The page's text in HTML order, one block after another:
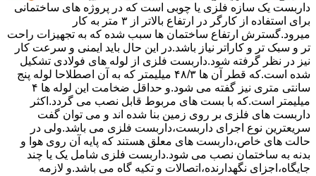
داربست یک سازه فلزی یا چوبی است که در پروژه های ساختمانی
برای استفاده از کارگر در ارتفاع بالاتر از ۳ متر به کار
میرود.گسترش ارتفاع ساختمان ها سبب شده که به تجهیزات راحت
تر و سبک تر و کاراتر نیاز باشد.در این حال باید ایمنی و سرعت کار
نیز در نظر گرفته شود.داربست فلزی از لوله های فولادی تشکیل
شده است.که قطر آن ها ۴۸/۳ میلیمتر که به آن اصطلاحا لوله پنج
سانتی متری نیز گفته می شود.و حداقل ضخامت این لوله ها ۴
میلیمتر است.که با بست های مربوط قابل نصب می گردد.اکثر
داربست های فلزی بر روی زمین بنا شده اند و می توان گفت
سریعترین نوع اجرای داربست،داربست فلزی می باشد.ولی در
حالت های خاص،داربست های معلق هستند که پایه آن روی هوا و
بدنه به ساختمان نصب می شود.داربست فلزی شامل یک یا چند
جایگاه،اجزای نگهدارنده،اتصالات و تکیه گاه می باشد.و لازمه